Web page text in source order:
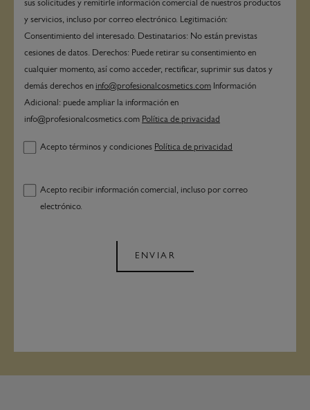
sus solicitudes y remitirle información comercial de nuestros productos
y servicios, incluso por correo electrónico. Legitimación:
Consentimiento del interesado. Destinatarios: No están previstas
cesiones de datos. Derechos: Puede retirar su consentimiento en
cualquier momento, así como acceder, rectificar, suprimir sus datos y
demás derechos en info@profesionalcosmetics.com Información
Adicional: puede ampliar la información en
info@profesionalcosmetics.com Política de privacidad
Acepto términos y condiciones Política de privacidad
Acepto recibir información comercial, incluso por correo
electrónico.
ENVIAR